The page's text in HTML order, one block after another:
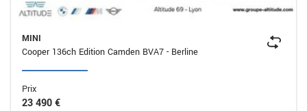
MINI
Cooper 136ch Edition Camden BVA7 - Berline
Prix
23 490 €